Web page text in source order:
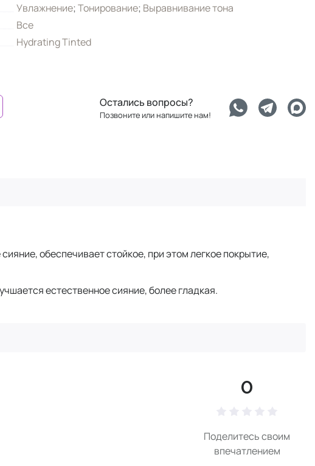
Увлажнение;Тонирование; Выравнивание тона
Все
Hydrating Tinted
Остались вопросы?
Позвоните или напишите нам!
обеспечивает стойкое, при этом легкое покрытие,
естественное сияние, более гладкая.
0
Поделитесь своим
впечатлением